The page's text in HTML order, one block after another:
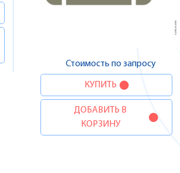
Стоимость по запросу
КУПИТЬ
ДОБАВИТЬ В
КОРЗИНУ